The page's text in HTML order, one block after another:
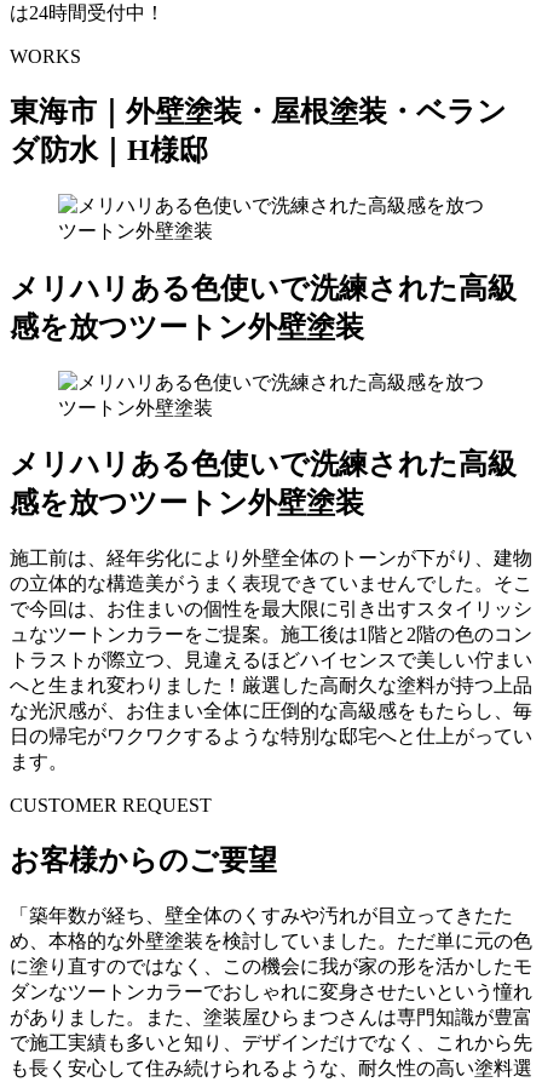
は24時間受付中！
WORKS
東海市｜外壁塗装・屋根塗装・ベラン
ダ防水｜H様邸
メリハリある色使いで洗練された高級
感を放つツートン外壁塗装
メリハリある色使いで洗練された高級
感を放つツートン外壁塗装
施工前は、経年劣化により外壁全体のトーンが下がり、建物
の立体的な構造美がうまく表現できていませんでした。そこ
で今回は、お住まいの個性を最大限に引き出すスタイリッシ
ュなツートンカラーをご提案。施工後は1階と2階の色のコン
トラストが際立つ、見違えるほどハイセンスで美しい佇まい
へと生まれ変わりました！厳選した高耐久な塗料が持つ上品
な光沢感が、お住まい全体に圧倒的な高級感をもたらし、毎
日の帰宅がワクワクするような特別な邸宅へと仕上がってい
ます。
CUSTOMER REQUEST
お客様からのご要望
「築年数が経ち、壁全体のくすみや汚れが目立ってきたた
め、本格的な外壁塗装を検討していました。ただ単に元の色
に塗り直すのではなく、この機会に我が家の形を活かしたモ
ダンなツートンカラーでおしゃれに変身させたいという憧れ
がありました。また、塗装屋ひらまつさんは専門知識が豊富
で施工実績も多いと知り、デザインだけでなく、これから先
も長く安心して住み続けられるような、耐久性の高い塗料選